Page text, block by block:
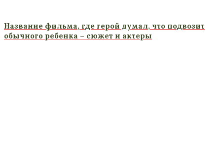
Название фильма, где герой думал, что подвозит
обычного ребенка – сюжет и актеры